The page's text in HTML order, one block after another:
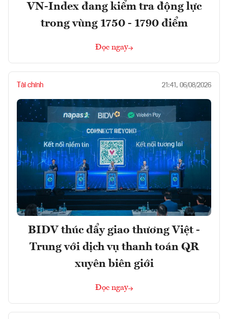
VN-Index đang kiểm tra động lực
trong vùng 1750 - 1790 điểm
Đọc ngay
Tài chính 21:41, 06/08/2026
BIDV thúc đẩy giao thương Việt -
Trung với dịch vụ thanh toán QR
xuyên biên giới
Đọc ngay